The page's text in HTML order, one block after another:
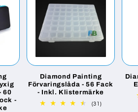
60
-
Diamond Painting
Förvaringslåda - 56 Fack
- Inkl. Klistermärke
(31)31